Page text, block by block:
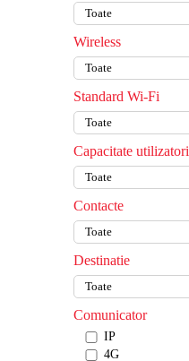
Wireless
Standard Wi-Fi
Capacitate utilizatori
Contacte
Destinatie
Comunicator
IP
4G